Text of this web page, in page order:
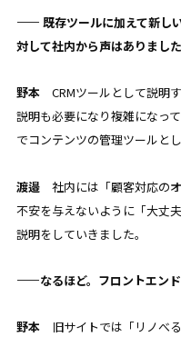
—— 既存ツールに加えて新し
対して社内から声はありまし
野本 CRMツールとして説明
説明も必要になり複雑になっ
でコンテンツの管理ツールと
渡邉 社内には「顧客対応の
不安を与えないように「大丈
説明をしていきました。
——なるほど。フロントエンド
野本 旧サイトでは「リノべ